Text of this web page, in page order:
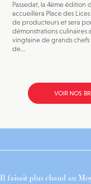
Passedat, la 4ème édition
accueillera Place des
de producteurs et sera
démonstrations culinaires
vingtaine de grands chefs
de...
VOIR NOS
Il faisait plus chaud au